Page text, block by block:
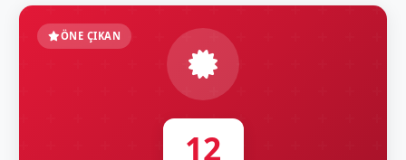
ÖNE ÇIKAN
12